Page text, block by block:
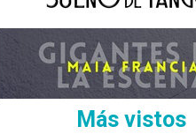
Más vistos